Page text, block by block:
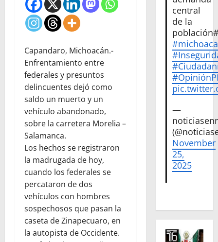
Capandaro, Michoacán.-
Enfrentamiento entre
federales y presuntos
delincuentes dejó como
saldo un muerto y un
vehículo abandonado,
sobre la carretera Morelia –
Salamanca.
Los hechos se registraron
la madrugada de hoy,
cuando los federales se
percataron de dos
vehículos con hombres
sospechosos que pasan la
caseta de Zinapecuaro, en
la autopista de Occidente.
central
de la
—
November
25,
2025